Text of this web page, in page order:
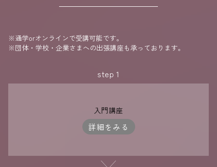
step 1
入門講座
詳細をみる
※通学orオンラインで受講可能です。
※団体・学校・企業さまへの出張講座も承っております。